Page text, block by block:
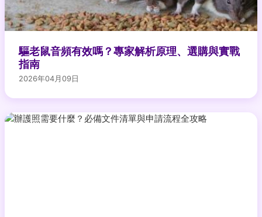
驅老鼠音頻有效嗎？專家解析原理、選購與實戰
指南
2026年04月09日